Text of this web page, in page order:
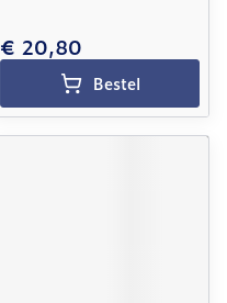
€ 20,80
Bestel